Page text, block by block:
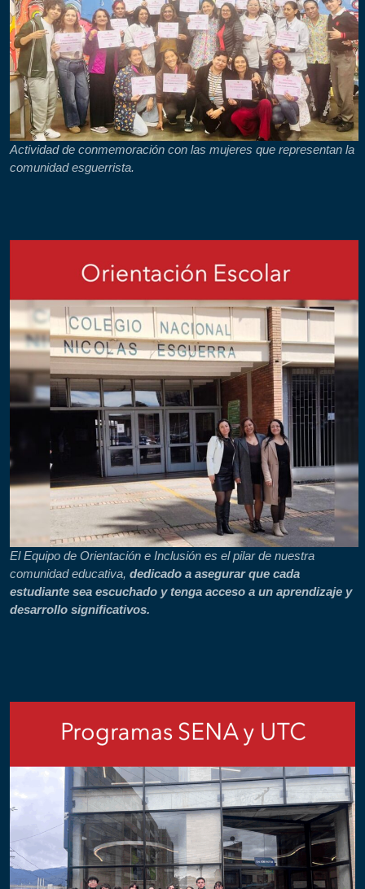
Actividad de conmemoración con las mujeres que representan la
comunidad esguerrista.
El Equipo de Orientación e Inclusión es el pilar de nuestra
comunidad educativa, dedicado a asegurar que cada
estudiante sea escuchado y tenga acceso a un aprendizaje y
desarrollo significativos.